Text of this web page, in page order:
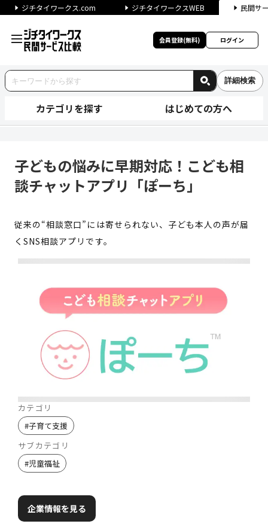
ジチタイワークス.com ジチタイワークスWEB 民間サ
会員登録(無料) ログイン
詳細検索
カテゴリを探す はじめての方へ
子どもの悩みに早期対応！こども相
談チャットアプリ「ぽーち」
従来の“相談窓口”には寄せられない、子ども本人の声が届
くSNS相談アプリです。
カテゴリ
#子育て支援
サブカテゴリ
#児童福祉
企業情報を見る